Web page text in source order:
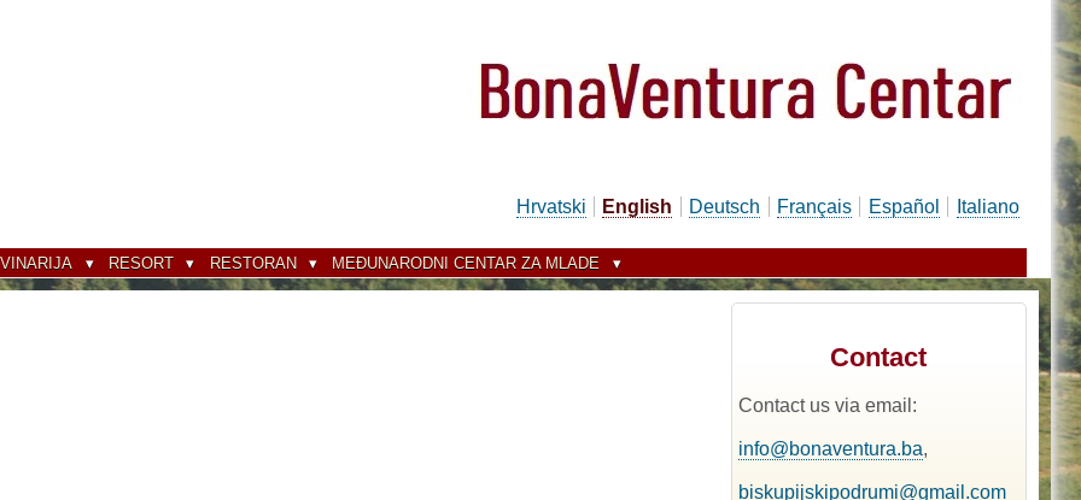
Hrvatski English Deutsch Français Español Italiano
VINARIJA RESORT RESTORAN MEĐUNARODNI CENTAR ZA MLADE
Contact
Contact us via email:
info@bonaventura.ba,
biskupijskipodrumi@gmail.com